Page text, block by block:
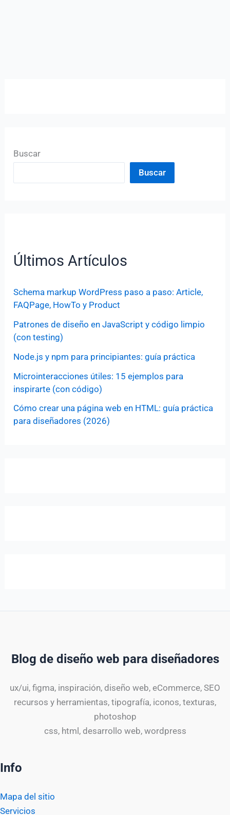
Buscar
Buscar
Últimos Artículos
Schema markup WordPress paso a paso: Article,
FAQPage, HowTo y Product
Patrones de diseño en JavaScript y código limpio
(con testing)
Node.js y npm para principiantes: guía práctica
Microinteracciones útiles: 15 ejemplos para
inspirarte (con código)
Cómo crear una página web en HTML: guía práctica
para diseñadores (2026)
Blog de diseño web para diseñadores
ux/ui, figma, inspiración, diseño web, eCommerce, SEO
recursos y herramientas, tipografía, iconos, texturas,
photoshop
css, html, desarrollo web, wordpress
Info
Mapa del sitio
Servicios